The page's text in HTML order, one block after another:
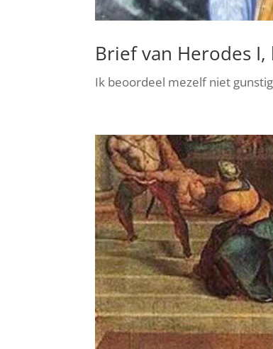
Brief van Herodes I,
Ik beoordeel mezelf niet